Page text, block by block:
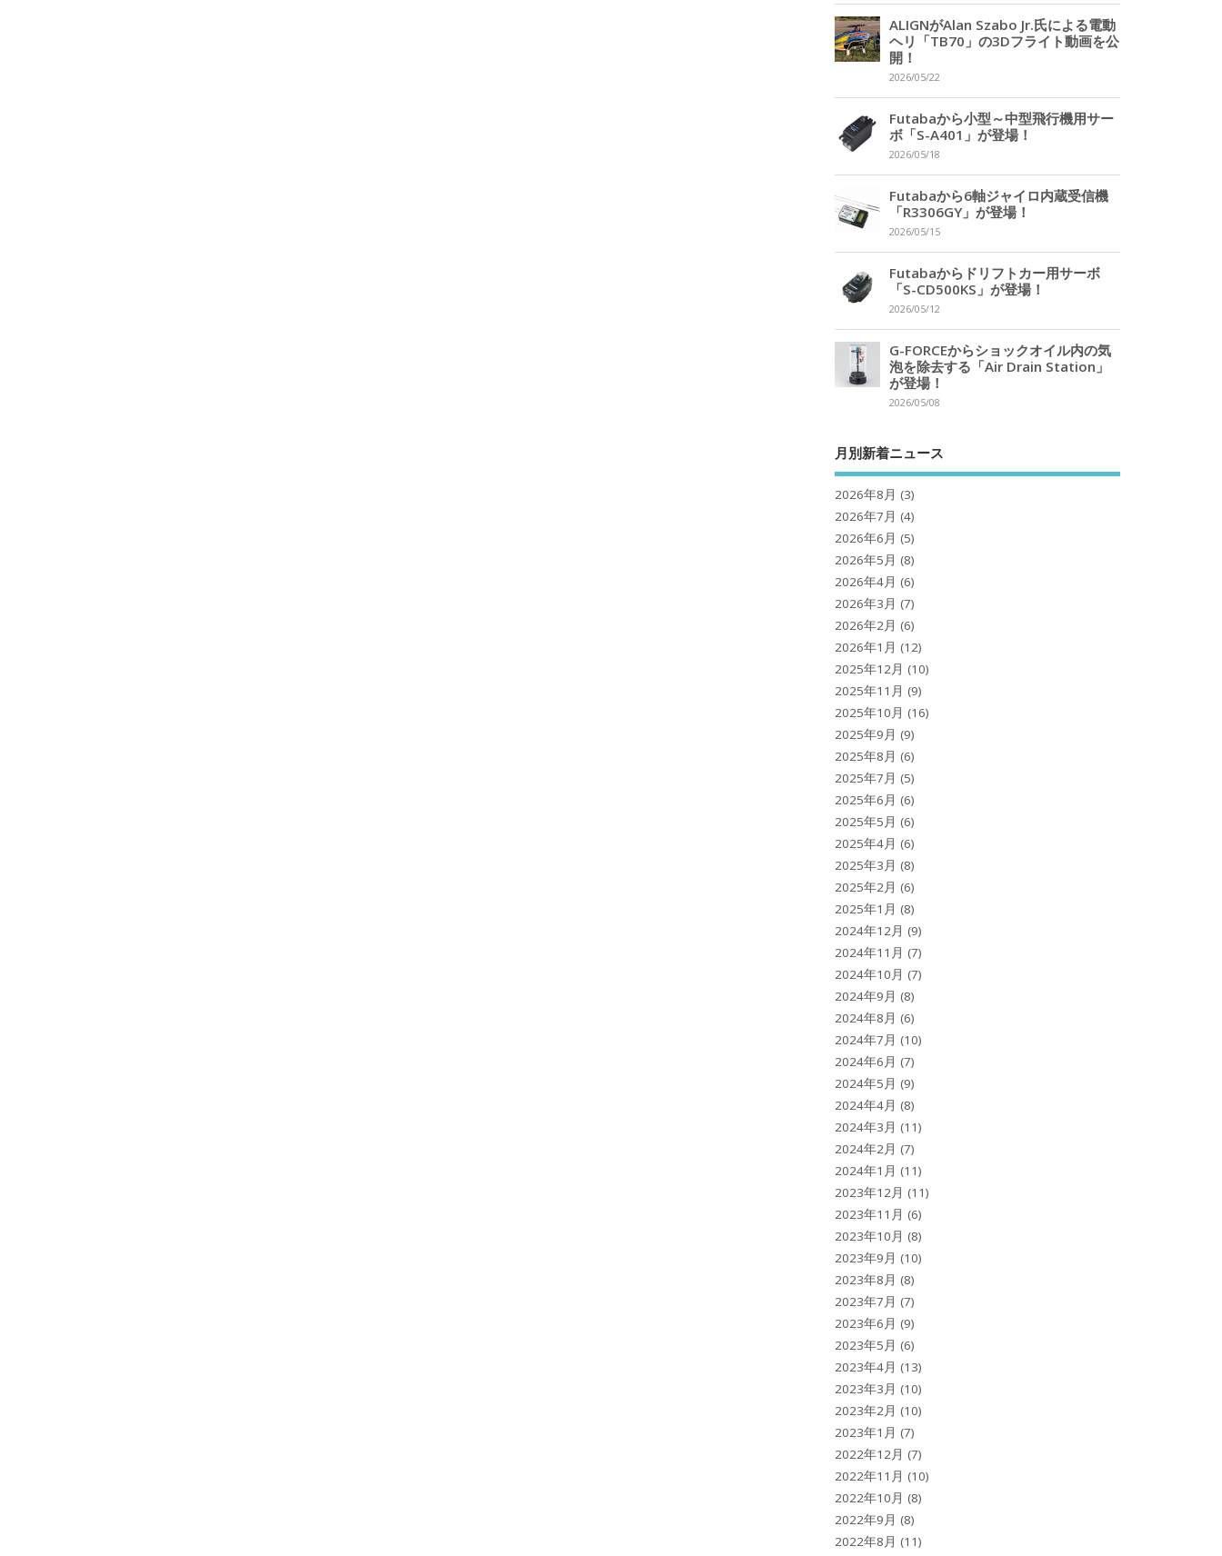
ALIGNがAlan Szabo Jr.氏による電動
ヘリ「TB70」の3Dフライト動画を公
開！
2026/05/22
Futabaから小型～中型飛行機用サー
ボ「S-A401」が登場！
2026/05/18
Futabaから6軸ジャイロ内蔵受信機
「R3306GY」が登場！
2026/05/15
Futabaからドリフトカー用サーボ
「S-CD500KS」が登場！
2026/05/12
G-FORCEからショックオイル内の気
泡を除去する「Air Drain Station」
が登場！
2026/05/08
月別新着ニュース
2026年8月 (3)
2026年7月 (4)
2026年6月 (5)
2026年5月 (8)
2026年4月 (6)
2026年3月 (7)
2026年2月 (6)
2026年1月 (12)
2025年12月 (10)
2025年11月 (9)
2025年10月 (16)
2025年9月 (9)
2025年8月 (6)
2025年7月 (5)
2025年6月 (6)
2025年5月 (6)
2025年4月 (6)
2025年3月 (8)
2025年2月 (6)
2025年1月 (8)
2024年12月 (9)
2024年11月 (7)
2024年10月 (7)
2024年9月 (8)
2024年8月 (6)
2024年7月 (10)
2024年6月 (7)
2024年5月 (9)
2024年4月 (8)
2024年3月 (11)
2024年2月 (7)
2024年1月 (11)
2023年12月 (11)
2023年11月 (6)
2023年10月 (8)
2023年9月 (10)
2023年8月 (8)
2023年7月 (7)
2023年6月 (9)
2023年5月 (6)
2023年4月 (13)
2023年3月 (10)
2023年2月 (10)
2023年1月 (7)
2022年12月 (7)
2022年11月 (10)
2022年10月 (8)
2022年9月 (8)
2022年8月 (11)